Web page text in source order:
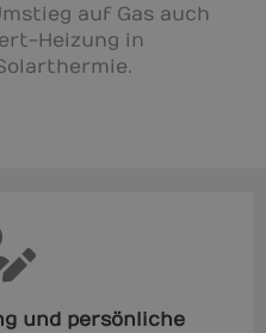
auf Gas auch
Heizung in
und persönliche